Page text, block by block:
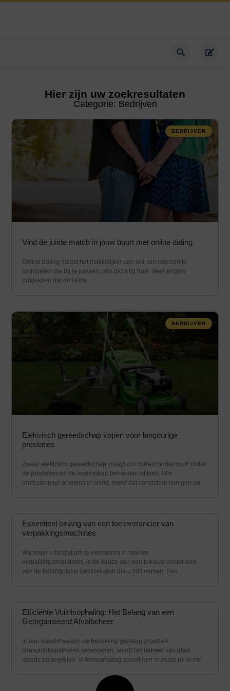
Hier zijn uw zoekresultaten
Categorie: Bedrijven
BEDRIJVEN
Vind de juiste match in jouw buurt met online dating
Online dating maakt het makkelijker dan ooit om mensen te
ontmoeten die bij je passen, ook dicht bij huis. Veel singles
ontdekken dat de liefde
BEDRIJVEN
Elektrisch gereedschap kopen voor langdurige
prestaties
Zwaar elektrisch gereedschap vraagt om correct onderhoud zodat
de prestaties en de levensduur behouden blijven. Wie
professioneel of intensief werkt, merkt dat consistent reinigen en
Essentieel belang van een toeleverancier van
verpakkingsmachines
Wanneer u beslist om te investeren in nieuwe
verpakkingsmachines, is de keuze van een toeleverancier een
van de belangrijkste beslissingen die u zult nemen. Een
Efficiënte Vuilnisophaling: Het Belang van een
Georganiseerd Afvalbeheer
In een wereld waarin de bevolking gestaag groeit en
consumptiepatronen veranderen, wordt het beheer van afval
steeds belangrijker. Vuilnisophaling speelt een cruciale rol in het